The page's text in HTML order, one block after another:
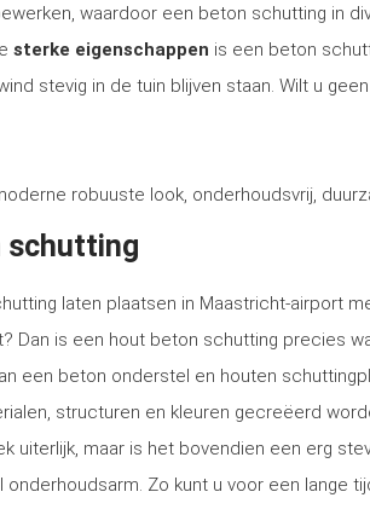
waardoor een beton schutting in
sterke eigenschappen is een beton
stevig in de tuin blijven staan. Wilt u
robuuste look, onderhoudsvrij,
schutting
laten plaatsen in Maastricht-airport
Dan is een hout beton schutting precies
een beton onderstel en houten
structuren en kleuren gecreëerd
uiterlijk, maar is het bovendien een erg
onderhoudsarm. Zo kunt u voor een lange